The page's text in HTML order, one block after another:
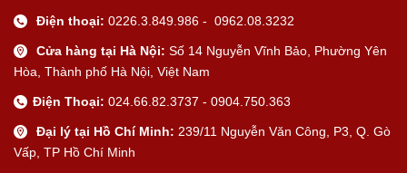
Điện thoại: 0226.3.849.986 - 0962.08.3232
Cửa hàng tại Hà Nội: Số 14 Nguyễn Vĩnh Bảo, Phường Yên
Hòa, Thành phố Hà Nội, Việt Nam
Điện Thoại: 024.66.82.3737 - 0904.750.363
Đại lý tại Hồ Chí Minh: 239/11 Nguyễn Văn Công, P3, Q. Gò
Vấp, TP Hồ Chí Minh